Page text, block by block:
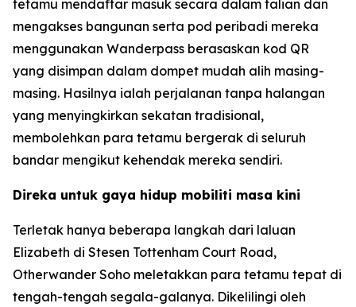
tetamu mendaftar masuk secara dalam talian dan
mengakses bangunan serta pod peribadi mereka
menggunakan Wanderpass berasaskan kod QR
yang disimpan dalam dompet mudah alih masing-
masing. Hasilnya ialah perjalanan tanpa halangan
yang menyingkirkan sekatan tradisional,
membolehkan para tetamu bergerak di seluruh
bandar mengikut kehendak mereka sendiri.
Direka untuk gaya hidup mobiliti masa kini
Terletak hanya beberapa langkah dari laluan
Elizabeth di Stesen Tottenham Court Road,
Otherwander Soho meletakkan para tetamu tepat di
tengah-tengah segala-galanya. Dikelilingi oleh